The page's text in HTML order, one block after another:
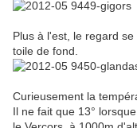
Plus à l'est, le regard
toile de fond.
Curieusement la
Il ne fait que 13°